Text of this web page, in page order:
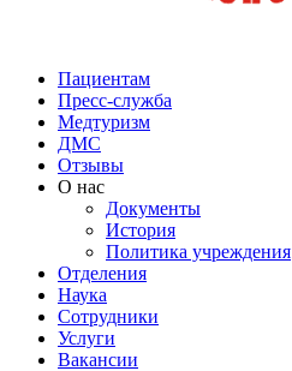
Пациентам
Пресс-служба
Медтуризм
ДМС
Отзывы
О нас
Документы
История
Политика учреждения
Отделения
Наука
Сотрудники
Услуги
Вакансии